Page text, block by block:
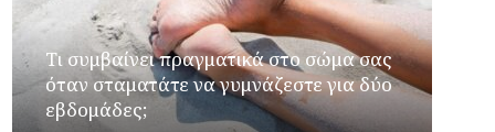
Τι συμβαίνει πραγματικά στο σώμα σας
όταν σταματάτε να γυμνάζεστε για δύο
εβδομάδες;